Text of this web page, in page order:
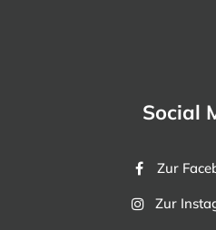
Social
Zur
Zur